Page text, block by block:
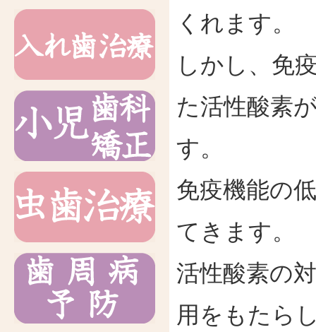
くれます。
しかし、免
た活性酸素
す。
免疫機能の
てきます。
活性酸素の
用をもたら